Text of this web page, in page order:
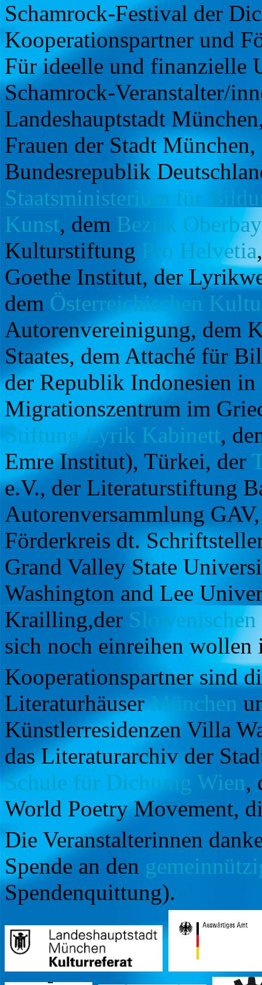
Schamrock-Festival der
Kooperationspartner und
Für ideelle und finanzielle
Schamrock-Veranstalter/
Landeshauptstadt
Frauen der Stadt
Bundesrepublik
Staatsministerium für
Kunst, dem Bezirk
Kulturstiftung
Pro Helvetia
Goethe Institut, der
dem Österreichischen
Autorenvereinigung, dem
Staates, dem Attaché für
der Republik Indonesien
Migrationszentrum im
Stiftung Lyrik Kabinett,
Emre Institut), Türkei, der
e.V., der Literaturstiftung
Autorenversammlung
Förderkreis dt.
Grand Valley State
Washington and Lee
Krailling,der
sich noch einreihen wollen
Kooperationspartner sind
LiteraturhäuserMünchen
Künstlerresidenzen Villa
das Literaturarchiv der
Schule für Dichtung Wien,
World Poetry Movement,
Die Veranstalterinnen
Spende an den
Spendenquittung).